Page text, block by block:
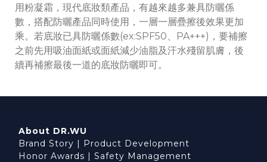
用粉凝霜，現代底妝類產品，有越來越多兼具防曬係
數，搭配防曬產品同時使用，一層一層疊擦後效果更加
乘。若底妝已具防曬係數(ex:SPF50、PA+++)，要補擦
之前先用吸油面紙或面紙減少油脂及汗水殘留肌膚，後
續再補擦最後一道的底妝防曬即可。
About DR.WU
Brand Story | Product Development
Honor Awards | Safety Management